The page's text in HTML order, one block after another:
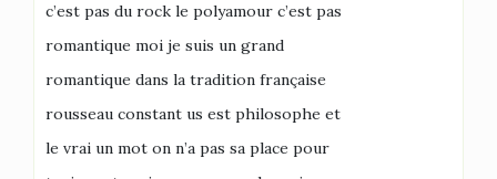
c’est pas du rock le polyamour c’est pas
romantique moi je suis un grand
romantique dans la tradition française
rousseau constant us est philosophe et
le vrai un mot on n’a pas sa place pour